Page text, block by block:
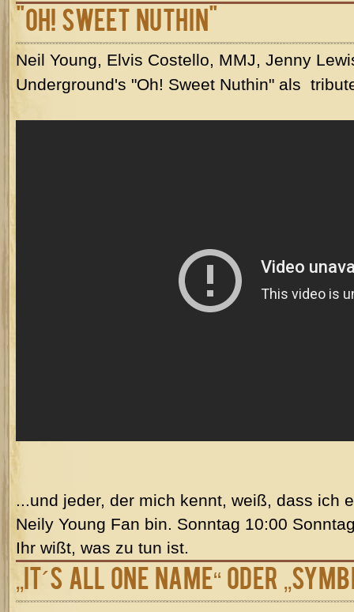
"Oh! Sweet Nuthin"
Neil Young, Elvis Costello, MMJ, Jenny
Underground's "Oh! Sweet Nuthin" als
...und jeder, der mich kennt, weiß, dass ich
Neily Young Fan bin. Sonntag 10:00
Ihr wißt, was zu tun ist.
„It´s All One Name“ oder